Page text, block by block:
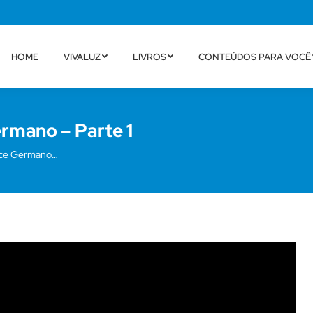
HOME VIVALUZ LIVROS CONTEÚDOS PARA VOCÊ
– Parte 1
Germano…